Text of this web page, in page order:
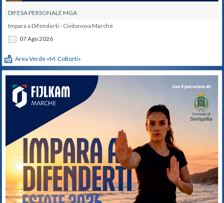
DIFESA PERSONALE MGA
07Ago2026
Impara a Difenderti - Civitanova Marche
Area Verde «M. Coltorti»